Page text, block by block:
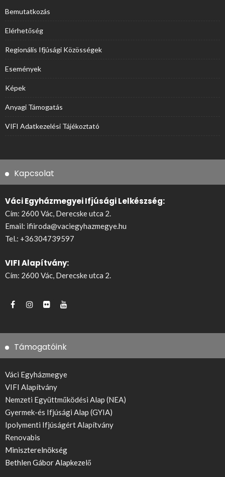
Bemutatkozás
Elérhetőség
Regionális Ifjúsági Közösségek
Események
Képek
Anyagi Támogatás
VIFI Adatkezelési Tájékoztató
Kapcsolat
Váci Egyházmegyei Ifjúsági Lelkészség:
Cím: 2600 Vác, Derecske utca 2.
Email: ifiiroda@vaciegyhazmegye.hu
Tel.: +36304739597
VIFI Alapítvány:
Cím: 2600 Vác, Derecske utca 2.
Támogatóink
Váci Egyházmegye
VIFI Alapítvány
Nemzeti Együttműködési Alap (NEA)
Gyermek-és Ifjúsági Alap (GYIA)
Ipolymenti Ifjúságért Alapítvány
Renovabis
Miniszterelnökség
Bethlen Gábor Alapkezelő